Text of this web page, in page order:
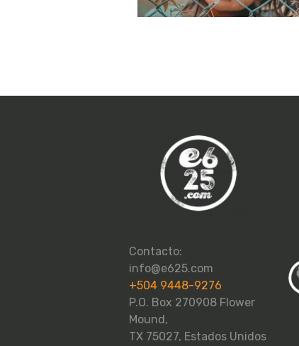
Contacto:
info@e625.com
+504 9448-9276
P.O. Box 270908 Flower
Mound,
TX 75027, Estados Unidos